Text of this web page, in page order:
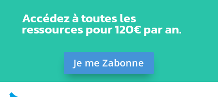
Accédez à toutes les
ressources pour 120€ par an.
Je me Zabonne